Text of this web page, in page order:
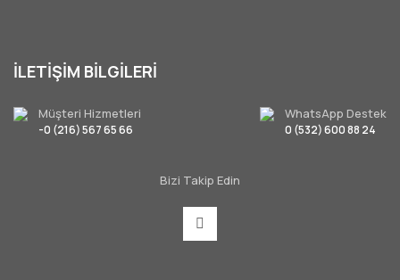
İLETİŞİM BİLGİLERİ
Müşteri Hizmetleri
-0 (216) 567 65 66
WhatsApp Destek
0 (532) 600 88 24
Bizi Takip Edin